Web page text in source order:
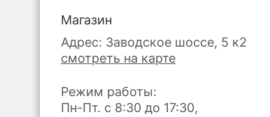
Магазин
Адрес: Заводское шоссе, 5 к2
смотреть на карте
Режим работы:
Пн-Пт. с 8:30 до 17:30,